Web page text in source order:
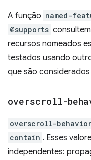
A função named-
@supports
recursos nomeados
testados usando
que são
overscroll-
overscroll-behavior
contain . Esses
independentes: